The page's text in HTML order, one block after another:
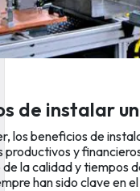
de instalar
los beneficios de
productivos y
la calidad y tiempos
han sido clave en